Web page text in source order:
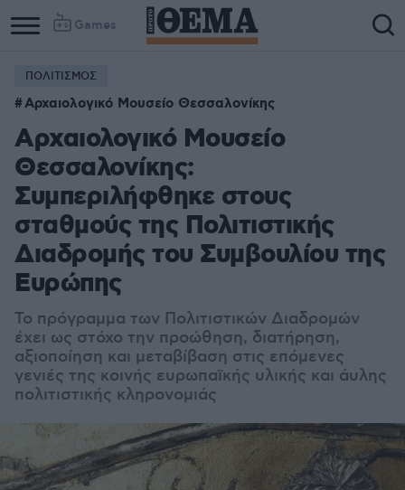
Games
ΠΟΛΙΤΙΣΜΟΣ
Αρχαιολογικό Μουσείο Θεσσαλονίκης
Αρχαιολογικό Μουσείο
Θεσσαλονίκης:
Συμπεριλήφθηκε στους
σταθμούς της Πολιτιστικής
Διαδρομής του Συμβουλίου της
Ευρώπης
Το πρόγραμμα των Πολιτιστικών Διαδρομών
έχει ως στόχο την προώθηση, διατήρηση,
αξιοποίηση και μεταβίβαση στις επόμενες
γενιές της κοινής ευρωπαϊκής υλικής και άυλης
πολιτιστικής κληρονομιάς